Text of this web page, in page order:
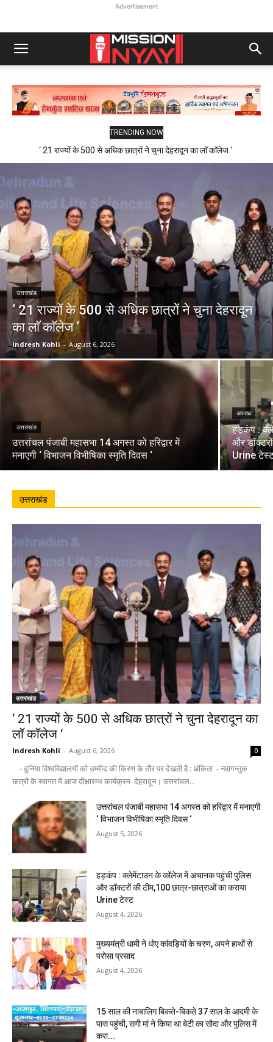
Advertisement
TRENDING NOW
‘ 21 राज्यों के 500 से अधिक छात्रों ने चुना देहरादून का लाॅ काॅलेज ‘
उत्तराखंड
‘ 21 राज्यों के 500 से अधिक छात्रों ने चुना देहरादून
का लाॅ काॅलेज ‘
Indresh Kohli - August 6, 2026
उत्तराखंड
उत्तरांचल पंजाबी महासभा 14 अगस्त को हरिद्वार में
मनाएगी ‘ विभाजन विभीषिका स्मृति दिवस ‘
अपराध
हड़कंप :
और
Urine
उत्तराखंड
उत्तराखंड
‘ 21 राज्यों के 500 से अधिक छात्रों ने चुना देहरादून का
लाॅ काॅलेज ‘
Indresh Kohli - August 6, 2026 0
- दुनिया विश्वविद्यालयों को उम्मीद की किरण के तौर पर देखती है : अंकिता - नवागन्तुक
छात्रों के स्वागत में आज दीक्षारम्भ कार्यक्रम देहरादून। उत्तरांचल...
उत्तरांचल पंजाबी महासभा 14 अगस्त को हरिद्वार में मनाएगी
‘ विभाजन विभीषिका स्मृति दिवस ‘
August 5, 2026
हड़कंप : क्लेमेंटाउन के कॉलेज में अचानक पहुंची पुलिस
और डॉक्टरों की टीम,100 छात्र-छात्राओं का कराया
Urine टेस्ट
August 4, 2026
मुख्यमंत्री धामी ने धोए कांवड़ियों के चरण, अपने हाथों से
परोसा प्रसाद
August 4, 2026
15 साल की नाबालिग बिकते-बिकते 37 साल के आदमी के
पास पहुंची, सगी मां ने किया था बेटी का सौदा और पुलिस में
करा...